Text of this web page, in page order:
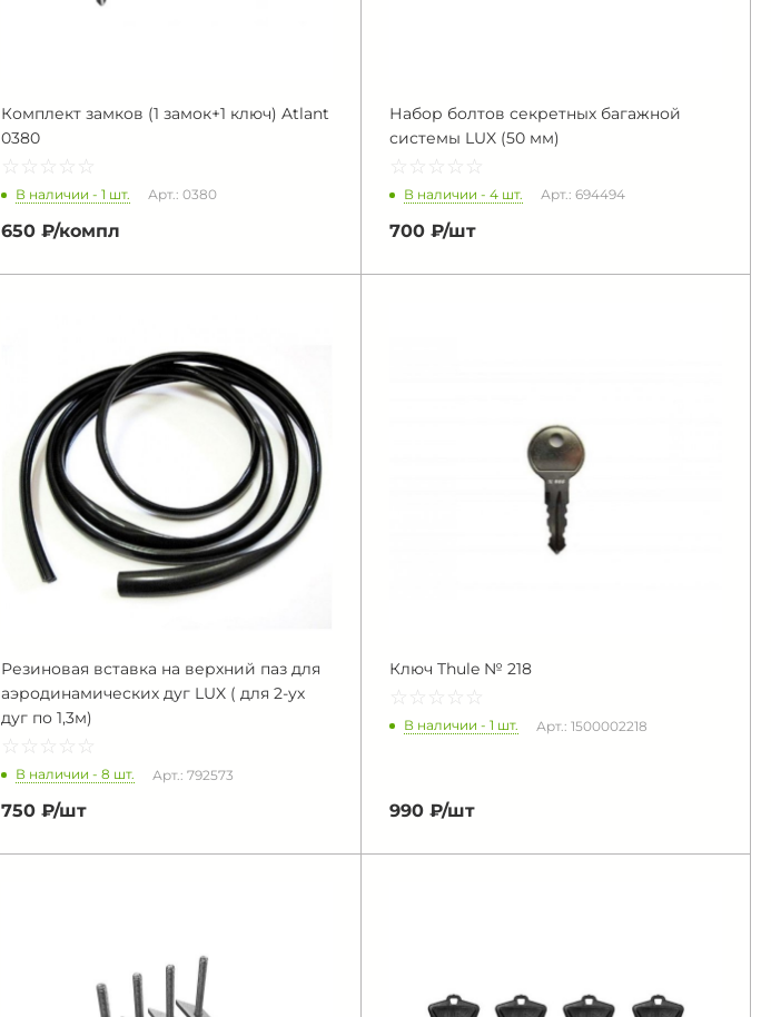
Комплект замков (1 замок+1 ключ) Atlant
0380
☆ ☆ ☆ ☆ ☆
★ ★ ★ ★ ★
В наличии - 1 шт. Арт.: 0380
650 ₽/компл
Набор болтов секретных багажной
системы LUX (50 мм)
☆ ☆ ☆ ☆ ☆
★ ★ ★ ★ ★
В наличии - 4 шт. Арт.: 694494
700 ₽/шт
Резиновая вставка на верхний паз для
аэродинамических дуг LUX ( для 2-ух
дуг по 1,3м)
☆ ☆ ☆ ☆ ☆
★ ★ ★ ★ ★
В наличии - 8 шт. Арт.: 792573
750 ₽/шт
Ключ Thule № 218
☆ ☆ ☆ ☆ ☆
★ ★ ★ ★ ★
В наличии - 1 шт. Арт.: 1500002218
990 ₽/шт